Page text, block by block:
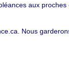
aux
Nous